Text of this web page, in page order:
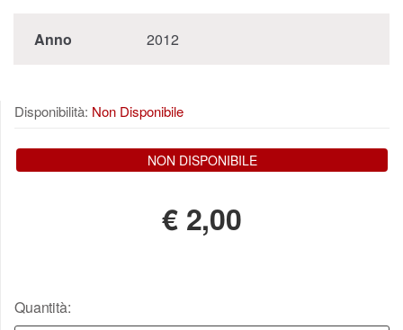
Anno 2012
Disponibilità: Non Disponibile
NON DISPONIBILE
€ 2,00
Quantità: